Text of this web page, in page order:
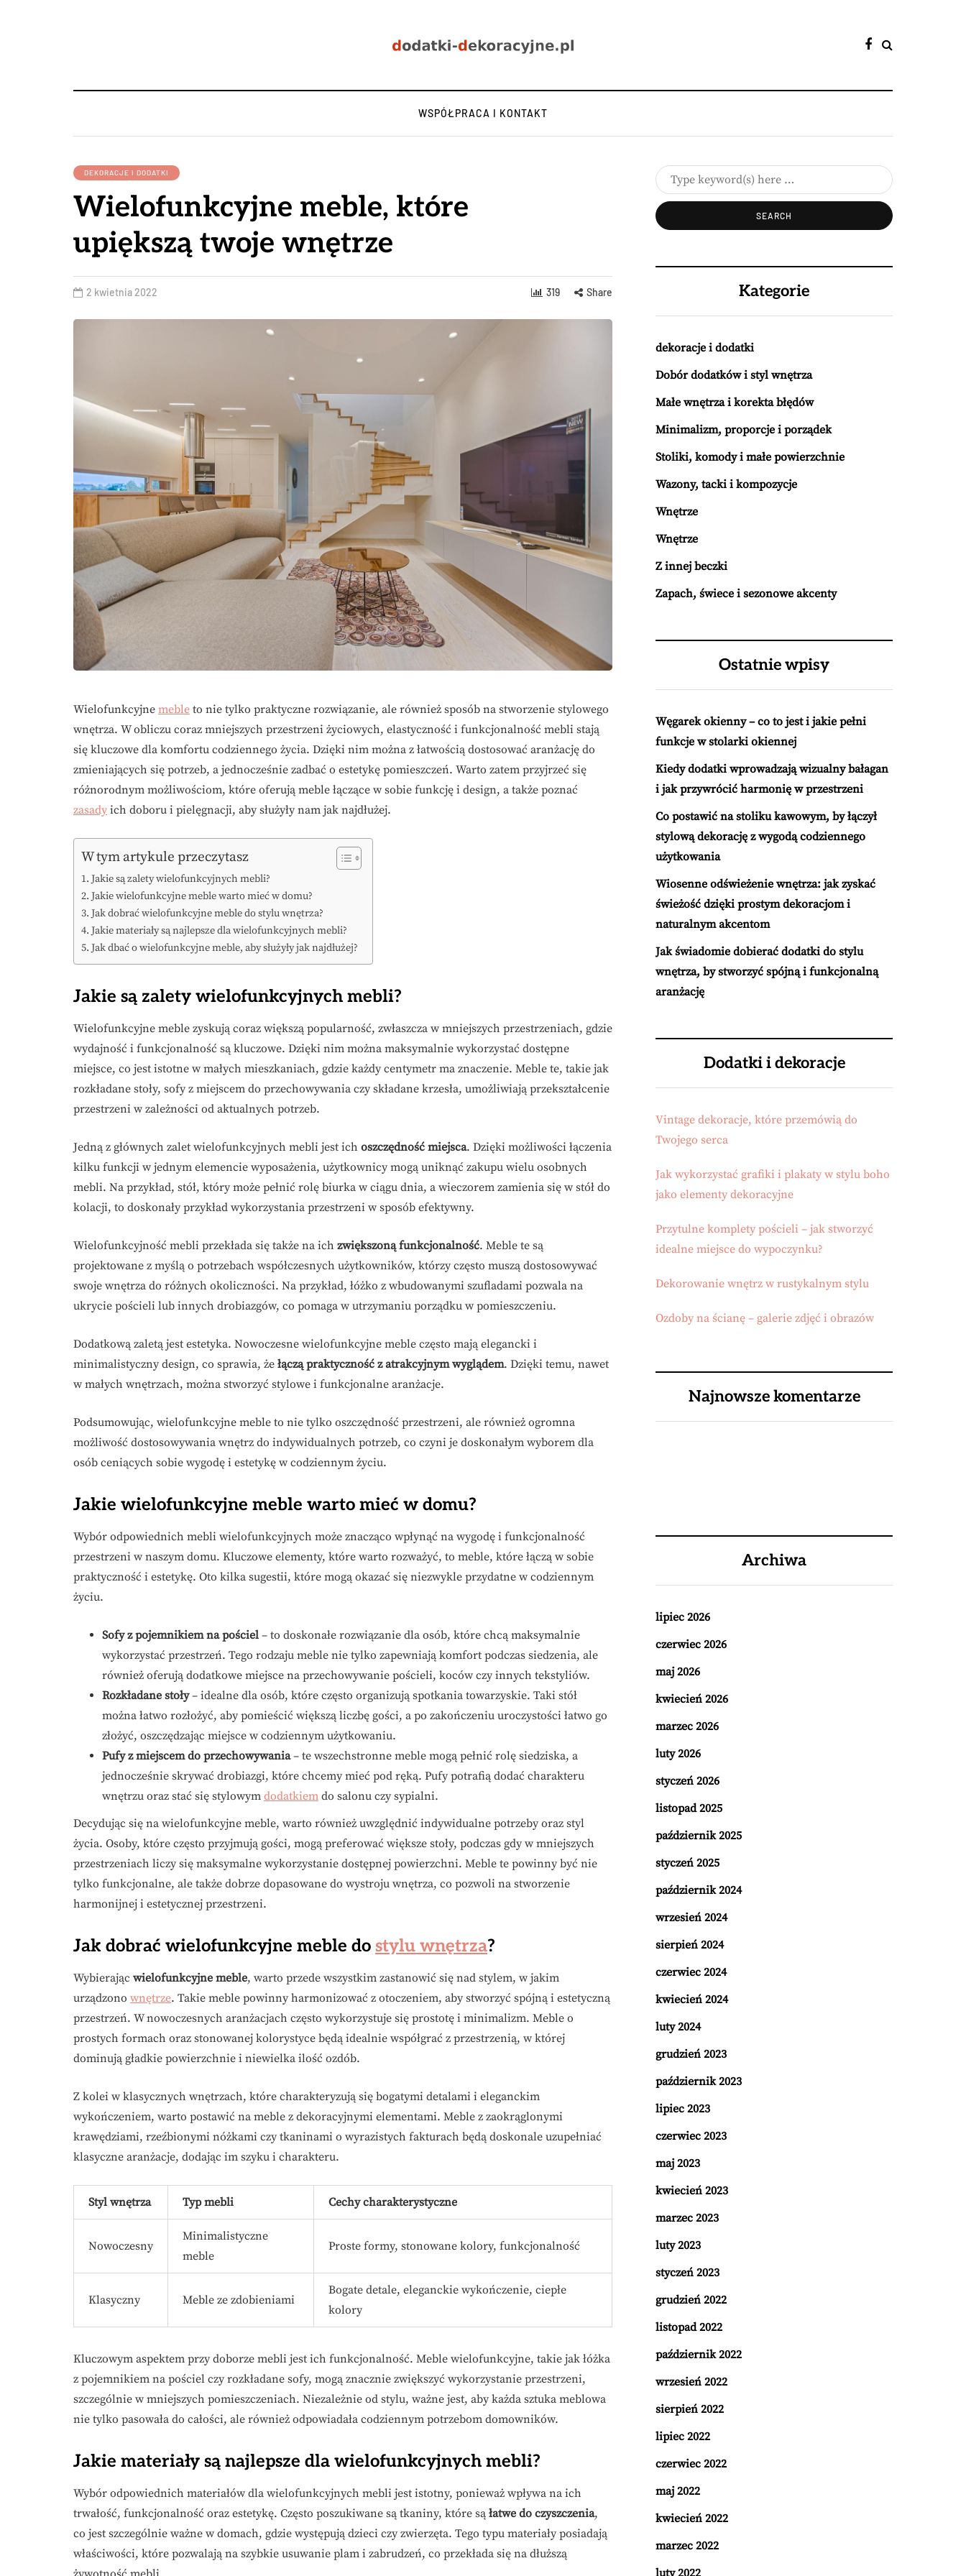
WSPÓŁPRACA I KONTAKT
DEKORACJE I DODATKI
Wielofunkcyjne meble, które
upiększą twoje wnętrze
2 kwietnia 2022 319 Share
Wielofunkcyjne meble to nie tylko praktyczne rozwiązanie, ale również sposób na stworzenie stylowego
wnętrza. W obliczu coraz mniejszych przestrzeni życiowych, elastyczność i funkcjonalność mebli stają
się kluczowe dla komfortu codziennego życia. Dzięki nim można z łatwością dostosować aranżację do
zmieniających się potrzeb, a jednocześnie zadbać o estetykę pomieszczeń. Warto zatem przyjrzeć się
różnorodnym możliwościom, które oferują meble łączące w sobie funkcję i design, a także poznać
zasady ich doboru i pielęgnacji, aby służyły nam jak najdłużej.
W tym artykule przeczytasz
Jakie są zalety wielofunkcyjnych mebli?
Jakie wielofunkcyjne meble warto mieć w domu?
Jak dobrać wielofunkcyjne meble do stylu wnętrza?
Jakie materiały są najlepsze dla wielofunkcyjnych mebli?
Jak dbać o wielofunkcyjne meble, aby służyły jak najdłużej?
Jakie są zalety wielofunkcyjnych mebli?
Wielofunkcyjne meble zyskują coraz większą popularność, zwłaszcza w mniejszych przestrzeniach, gdzie
wydajność i funkcjonalność są kluczowe. Dzięki nim można maksymalnie wykorzystać dostępne
miejsce, co jest istotne w małych mieszkaniach, gdzie każdy centymetr ma znaczenie. Meble te, takie jak
rozkładane stoły, sofy z miejscem do przechowywania czy składane krzesła, umożliwiają przekształcenie
przestrzeni w zależności od aktualnych potrzeb.
Jedną z głównych zalet wielofunkcyjnych mebli jest ich oszczędność miejsca. Dzięki możliwości łączenia
kilku funkcji w jednym elemencie wyposażenia, użytkownicy mogą uniknąć zakupu wielu osobnych
mebli. Na przykład, stół, który może pełnić rolę biurka w ciągu dnia, a wieczorem zamienia się w stół do
kolacji, to doskonały przykład wykorzystania przestrzeni w sposób efektywny.
Wielofunkcyjność mebli przekłada się także na ich zwiększoną funkcjonalność. Meble te są
projektowane z myślą o potrzebach współczesnych użytkowników, którzy często muszą dostosowywać
swoje wnętrza do różnych okoliczności. Na przykład, łóżko z wbudowanymi szufladami pozwala na
ukrycie pościeli lub innych drobiazgów, co pomaga w utrzymaniu porządku w pomieszczeniu.
Dodatkową zaletą jest estetyka. Nowoczesne wielofunkcyjne meble często mają elegancki i
minimalistyczny design, co sprawia, że łączą praktyczność z atrakcyjnym wyglądem. Dzięki temu, nawet
w małych wnętrzach, można stworzyć stylowe i funkcjonalne aranżacje.
Podsumowując, wielofunkcyjne meble to nie tylko oszczędność przestrzeni, ale również ogromna
możliwość dostosowywania wnętrz do indywidualnych potrzeb, co czyni je doskonałym wyborem dla
osób ceniących sobie wygodę i estetykę w codziennym życiu.
Jakie wielofunkcyjne meble warto mieć w domu?
Wybór odpowiednich mebli wielofunkcyjnych może znacząco wpłynąć na wygodę i funkcjonalność
przestrzeni w naszym domu. Kluczowe elementy, które warto rozważyć, to meble, które łączą w sobie
praktyczność i estetykę. Oto kilka sugestii, które mogą okazać się niezwykle przydatne w codziennym
życiu.
Sofy z pojemnikiem na pościel – to doskonałe rozwiązanie dla osób, które chcą maksymalnie
wykorzystać przestrzeń. Tego rodzaju meble nie tylko zapewniają komfort podczas siedzenia, ale
również oferują dodatkowe miejsce na przechowywanie pościeli, koców czy innych tekstyliów.
Rozkładane stoły– idealne dla osób, które często organizują spotkania towarzyskie. Taki stół
można łatwo rozłożyć, aby pomieścić większą liczbę gości, a po zakończeniu uroczystości łatwo go
złożyć, oszczędzając miejsce w codziennym użytkowaniu.
Pufy z miejscem do przechowywania– te wszechstronne meble mogą pełnić rolę siedziska, a
jednocześnie skrywać drobiazgi, które chcemy mieć pod ręką. Pufy potrafią dodać charakteru
wnętrzu oraz stać się stylowym dodatkiem do salonu czy sypialni.
Decydując się na wielofunkcyjne meble, warto również uwzględnić indywidualne potrzeby oraz styl
życia. Osoby, które często przyjmują gości, mogą preferować większe stoły, podczas gdy w mniejszych
przestrzeniach liczy się maksymalne wykorzystanie dostępnej powierzchni. Meble te powinny być nie
tylko funkcjonalne, ale także dobrze dopasowane do wystroju wnętrza, co pozwoli na stworzenie
harmonijnej i estetycznej przestrzeni.
Jak dobrać wielofunkcyjne meble do stylu wnętrza?
Wybierając wielofunkcyjne meble, warto przede wszystkim zastanowić się nad stylem, w jakim
urządzono wnętrze. Takie meble powinny harmonizować z otoczeniem, aby stworzyć spójną i estetyczną
przestrzeń. W nowoczesnych aranżacjach często wykorzystuje się prostotę i minimalizm. Meble o
prostych formach oraz stonowanej kolorystyce będą idealnie współgrać z przestrzenią, w której
dominują gładkie powierzchnie i niewielka ilość ozdób.
Z kolei w klasycznych wnętrzach, które charakteryzują się bogatymi detalami i eleganckim
wykończeniem, warto postawić na meble z dekoracyjnymi elementami. Meble z zaokrąglonymi
krawędziami, rzeźbionymi nóżkami czy tkaninami o wyrazistych fakturach będą doskonale uzupełniać
klasyczne aranżacje, dodając im szyku i charakteru.
Styl wnętrza Typ mebli Cechy charakterystyczne
Nowoczesny
Minimalistyczne
meble
Proste formy, stonowane kolory, funkcjonalność
Klasyczny Meble ze zdobieniami
Bogate detale, eleganckie wykończenie, ciepłe
kolory
Kluczowym aspektem przy doborze mebli jest ich funkcjonalność. Meble wielofunkcyjne, takie jak łóżka
z pojemnikiem na pościel czy rozkładane sofy, mogą znacznie zwiększyć wykorzystanie przestrzeni,
szczególnie w mniejszych pomieszczeniach. Niezależnie od stylu, ważne jest, aby każda sztuka meblowa
nie tylko pasowała do całości, ale również odpowiadała codziennym potrzebom domowników.
Jakie materiały są najlepsze dla wielofunkcyjnych mebli?
Wybór odpowiednich materiałów dla wielofunkcyjnych mebli jest istotny, ponieważ wpływa na ich
trwałość, funkcjonalność oraz estetykę. Często poszukiwane są tkaniny, które są łatwe do czyszczenia,
co jest szczególnie ważne w domach, gdzie występują dzieci czy zwierzęta. Tego typu materiały posiadają
właściwości, które pozwalają na szybkie usuwanie plam i zabrudzeń, co przekłada się na dłuższą
Kategorie
dekoracje i dodatki
Dobór dodatków i styl wnętrza
Małe wnętrza i korekta błędów
Minimalizm, proporcje i porządek
Stoliki, komody i małe powierzchnie
Wazony, tacki i kompozycje
Wnętrze
Wnętrze
Z innej beczki
Zapach, świece i sezonowe akcenty
Ostatnie wpisy
Węgarek okienny – co to jest i jakie pełni
funkcje w stolarki okiennej
Kiedy dodatki wprowadzają wizualny bałagan
i jak przywrócić harmonię w przestrzeni
Co postawić na stoliku kawowym, by łączył
stylową dekorację z wygodą codziennego
użytkowania
Wiosenne odświeżenie wnętrza: jak zyskać
świeżość dzięki prostym dekoracjom i
naturalnym akcentom
Jak świadomie dobierać dodatki do stylu
wnętrza, by stworzyć spójną i funkcjonalną
aranżację
Dodatki i dekoracje
Vintage dekoracje, które przemówią do
Twojego serca
Jak wykorzystać grafiki i plakaty w stylu boho
jako elementy dekoracyjne
Przytulne komplety pościeli – jak stworzyć
idealne miejsce do wypoczynku?
Dekorowanie wnętrz w rustykalnym stylu
Ozdoby na ścianę – galerie zdjęć i obrazów
Najnowsze komentarze
Archiwa
lipiec 2026
czerwiec 2026
maj 2026
kwiecień 2026
marzec 2026
luty 2026
styczeń 2026
listopad 2025
październik 2025
styczeń 2025
październik 2024
wrzesień 2024
sierpień 2024
czerwiec 2024
kwiecień 2024
luty 2024
grudzień 2023
październik 2023
lipiec 2023
czerwiec 2023
maj 2023
kwiecień 2023
marzec 2023
luty 2023
styczeń 2023
grudzień 2022
listopad 2022
październik 2022
wrzesień 2022
sierpień 2022
lipiec 2022
czerwiec 2022
maj 2022
kwiecień 2022
marzec 2022
luty 2022